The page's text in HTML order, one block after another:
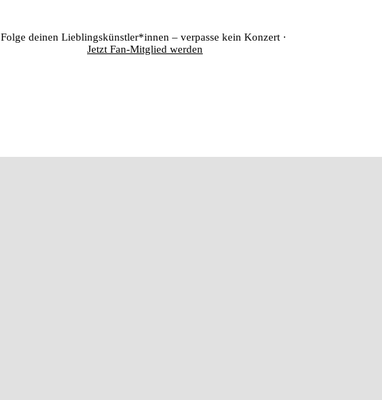
Folge deinen Lieblingskünstler*innen – verpasse kein Konzert ·
Jetzt Fan-Mitglied werden